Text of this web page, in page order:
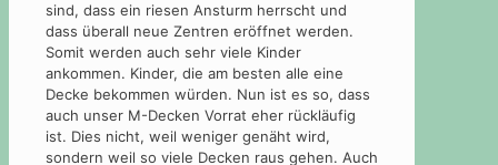
sind, dass ein riesen Ansturm herrscht und
dass überall neue Zentren eröffnet werden.
Somit werden auch sehr viele Kinder
ankommen. Kinder, die am besten alle eine
Decke bekommen würden. Nun ist es so, dass
auch unser M-Decken Vorrat eher rückläufig
ist. Dies nicht, weil weniger genäht wird,
sondern weil so viele Decken raus gehen. Auch